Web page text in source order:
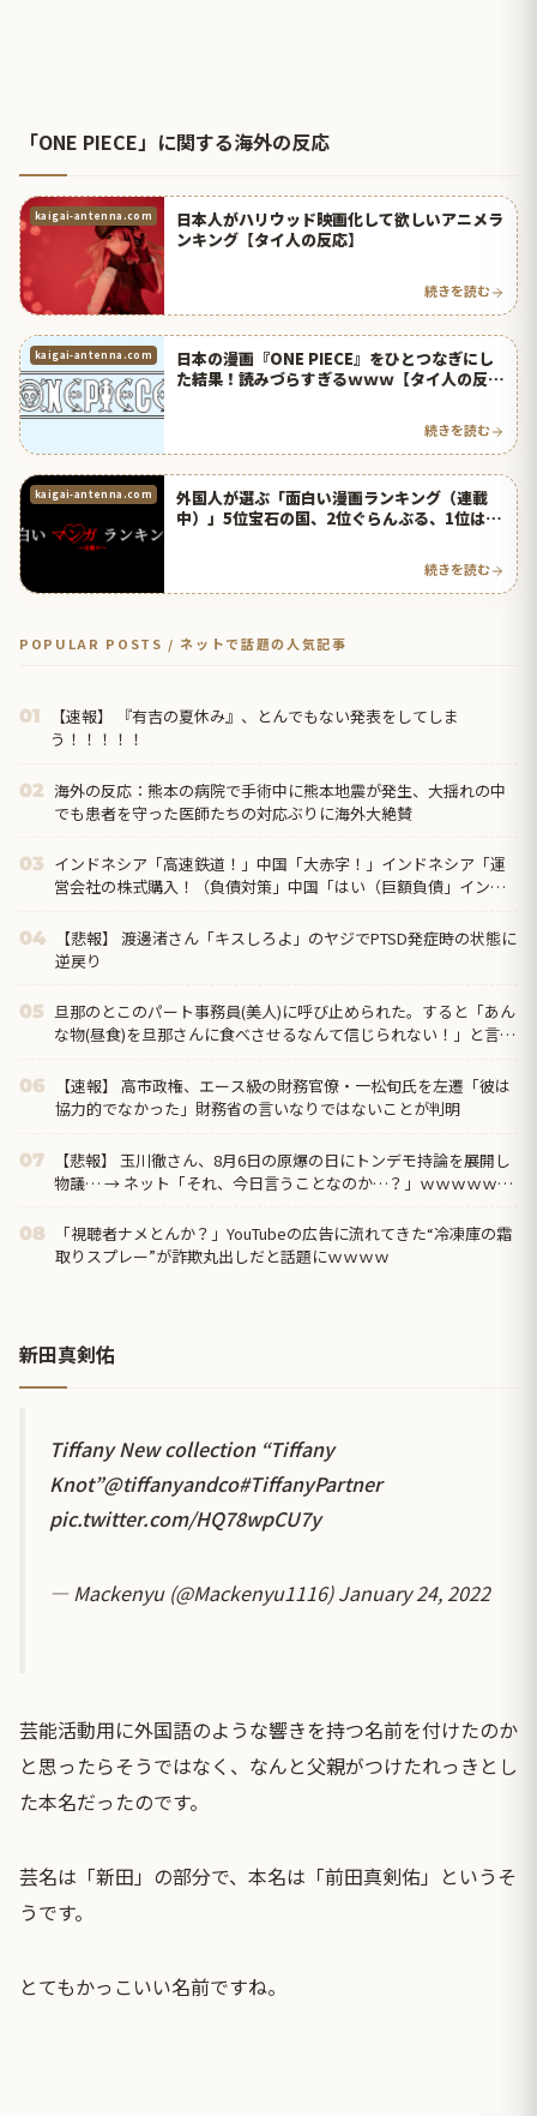
「ONE PIECE」に関する海外の反応
kaigai-antenna.com
日本人がハリウッド映画化して欲しいアニメラ
ンキング【タイ人の反応】
続きを読む
kaigai-antenna.com
日本の漫画『ONE PIECE』をひとつなぎにし
た結果！読みづらすぎるｗｗｗ【タイ人の反
続きを読む
kaigai-antenna.com
外国人が選ぶ「面白い漫画ランキング（連載
中）」5位宝石の国、2位ぐらんぶる、1位は？
続きを読む
POPULAR POSTS / ネットで話題の人気記事
01
【速報】 『有吉の夏休み』、とんでもない発表をしてしま
う！！！！！
02 海外の反応：熊本の病院で手術中に熊本地震が発生、大揺れの中
でも患者を守った医師たちの対応ぶりに海外大絶賛
03 インドネシア「高速鉄道！」中国「大赤字！」インドネシア「運
営会社の株式購入！（負債対策」中国「はい（巨額負債」インド
04
【悲報】 渡邊渚さん「キスしろよ」のヤジでPTSD発症時の状態に
逆戻り
05 旦那のとこのパート事務員(美人)に呼び止められた。すると「あん
な物(昼食)を旦那さんに食べさせるなんて信じられない！」と言い
06
【速報】 高市政権、エース級の財務官僚・一松旬氏を左遷「彼は
協力的でなかった」財務省の言いなりではないことが判明
07
【悲報】 玉川徹さん、8月6日の原爆の日にトンデモ持論を展開し
物議… → ネット「それ、今日言うことなのか…？」ｗｗｗｗｗｗ
08
「視聴者ナメとんか？」YouTubeの広告に流れてきた“冷凍庫の霜
取りスプレー”が詐欺丸出しだと話題にｗｗｗｗ
新田真剣佑
Tiffany New collection “Tiffany
Knot”@tiffanyandco#TiffanyPartner
pic.twitter.com/HQ78wpCU7y
— Mackenyu (@Mackenyu1116)January 24, 2022
芸能活動用に外国語のような響きを持つ名前を付けたのか
と思ったらそうではなく、なんと父親がつけたれっきとし
た本名だったのです。
芸名は「新田」の部分で、本名は「前田真剣佑」というそ
うです。
とてもかっこいい名前ですね。